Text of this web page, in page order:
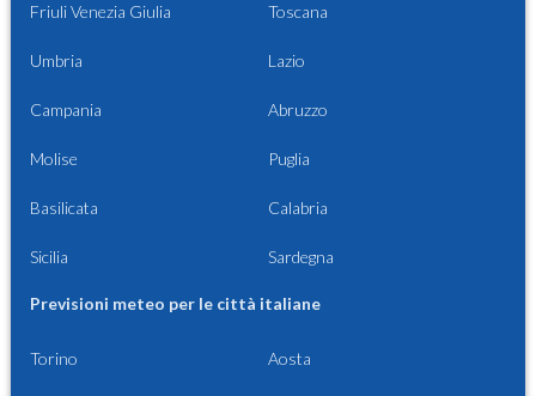
Friuli Venezia Giulia Toscana
Umbria Lazio
Campania Abruzzo
Molise Puglia
Basilicata Calabria
Sicilia Sardegna
Previsioni meteo per le città italiane
Torino Aosta